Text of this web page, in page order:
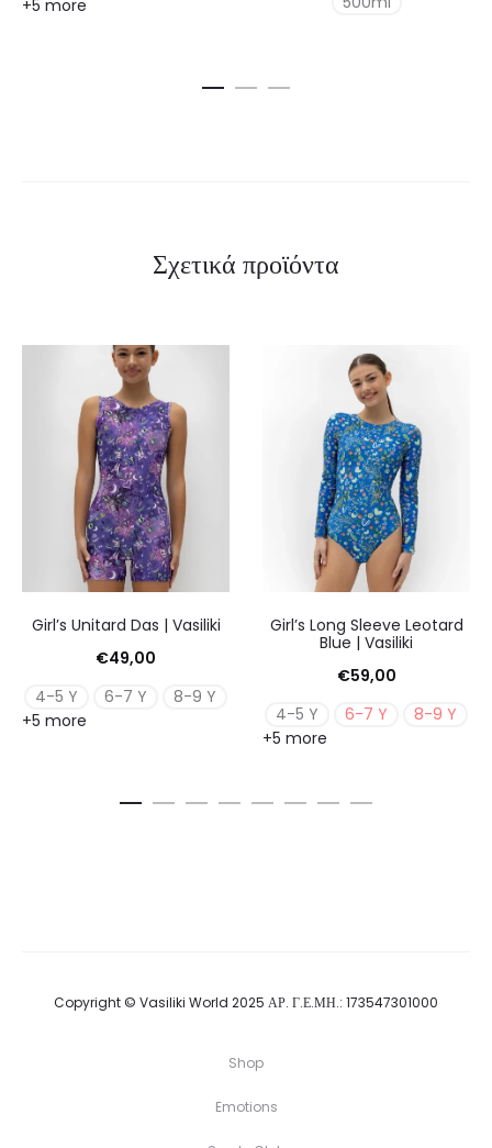
+5 more
Σχετικά προϊόντα
Girl’s Unitard Das | Vasiliki
€49,00
4-5 Y
6-7 Y
8-9 Y
+5 more
Girl’s Long Sleeve Leotard
Blue | Vasiliki
€59,00
4-5 Y
6-7 Y
8-9 Y
+5 more
Copyright © Vasiliki World 2025 ΑΡ. Γ.Ε.ΜΗ.: 173547301000
Shop
Emotions